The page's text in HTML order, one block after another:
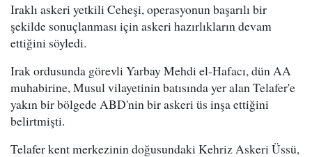
Iraklı askeri yetkili Ceheşi, operasyonun başarılı bir
şekilde sonuçlanması için askeri hazırlıkların devam
ettiğini söyledi.
Irak ordusunda görevli Yarbay Mehdi el-Hafacı, dün AA
muhabirine, Musul vilayetinin batısında yer alan Telafer'e
yakın bir bölgede ABD'nin bir askeri üs inşa ettiğini
belirtmişti.
Telafer kent merkezinin doğusundaki Kehriz Askeri Üssü,